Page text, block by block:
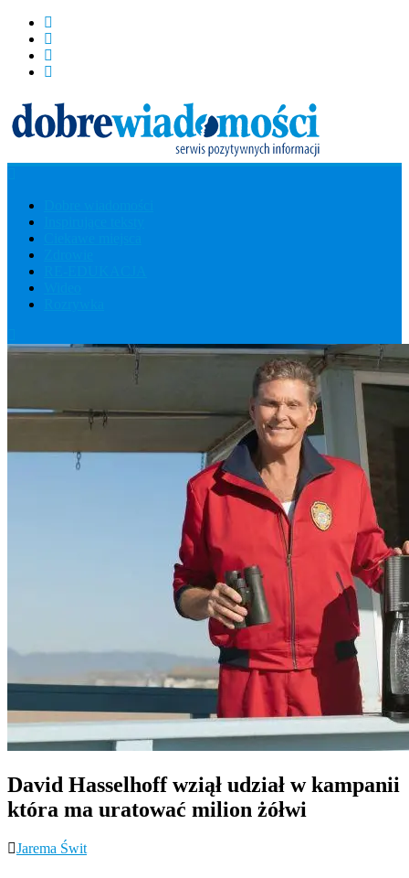
Dobre
Wiadomości
Serwis
Pozytywnych
David Hasselhoff wziął udział w kampanii
która ma uratować milion żółwi
Jarema Świt